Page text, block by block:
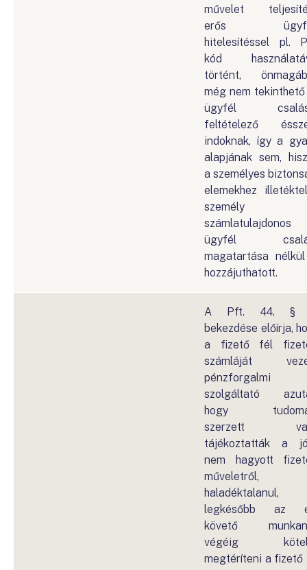
művelet
erős
hitelesítéssel pl.
kód
történt,
még nem
ügyfél
feltételező
indoknak, így a
alapjának sem,
a személyes
elemekhez
személy
számlatulajdonos
ügyfél
magatartása
hozzájuthatott.
A Pft. 44. §
bekezdése előírja,
a fizető fél
számláját
pénzforgalmi
szolgáltató
hogy
szerzett
tájékoztatták a
nem hagyott
műveletről,
haladéktalanul,
legkésőbb az
követő
végéig
megtéríteni a fizető